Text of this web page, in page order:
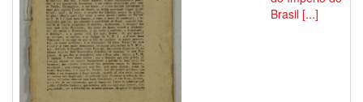
Brasil [...]